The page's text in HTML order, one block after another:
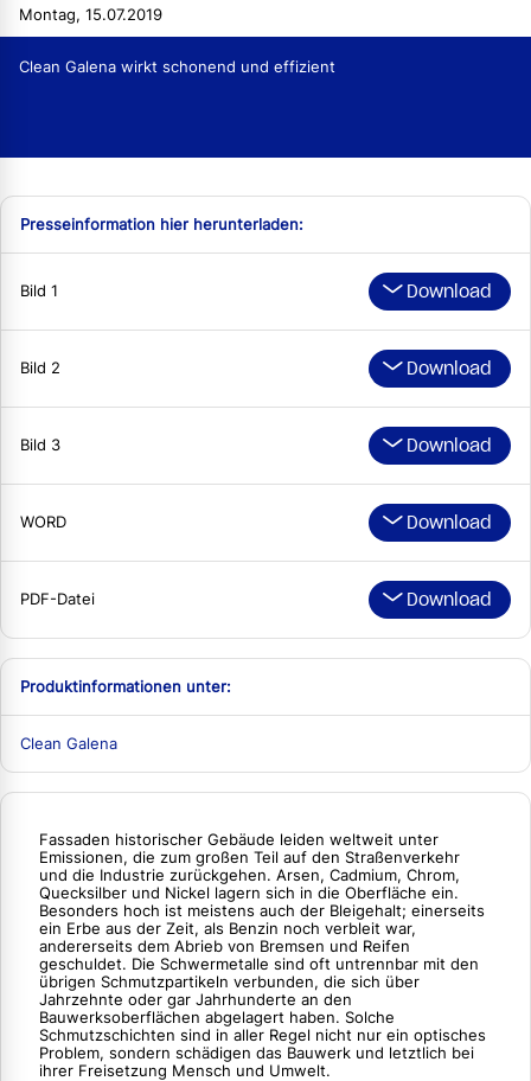
Montag, 15.07.2019
Clean Galena wirkt schonend und effizient
Presseinformation hier herunterladen:
Bild 1 Download
Bild 2 Download
Bild 3 Download
WORD Download
PDF-Datei Download
Produktinformationen unter:
Clean Galena
Fassaden historischer Gebäude leiden weltweit unter
Emissionen, die zum großen Teil auf den Straßenverkehr
und die Industrie zurückgehen. Arsen, Cadmium, Chrom,
Quecksilber und Nickel lagern sich in die Oberfläche ein.
Besonders hoch ist meistens auch der Bleigehalt; einerseits
ein Erbe aus der Zeit, als Benzin noch verbleit war,
andererseits dem Abrieb von Bremsen und Reifen
geschuldet. Die Schwermetalle sind oft untrennbar mit den
übrigen Schmutzpartikeln verbunden, die sich über
Jahrzehnte oder gar Jahrhunderte an den
Bauwerksoberflächen abgelagert haben. Solche
Schmutzschichten sind in aller Regel nicht nur ein optisches
Problem, sondern schädigen das Bauwerk und letztlich bei
ihrer Freisetzung Mensch und Umwelt.